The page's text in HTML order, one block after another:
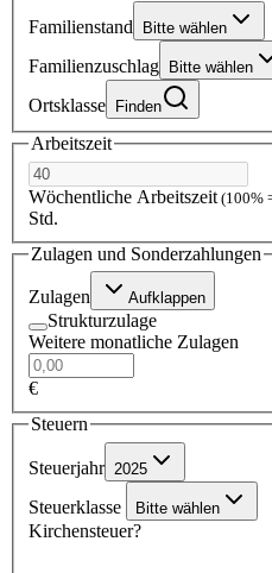
Familienstand Bitte wählen
Familienzuschlag Bitte wählen
Ortsklasse Finden
Arbeitszeit
Wöchentliche Arbeitszeit (100%
Std.
Zulagen und Sonderzahlungen
Zulagen Aufklappen
Strukturzulage
Weitere monatliche Zulagen
€
Steuern
Steuerjahr 2025
Steuerklasse Bitte wählen
Kirchensteuer?